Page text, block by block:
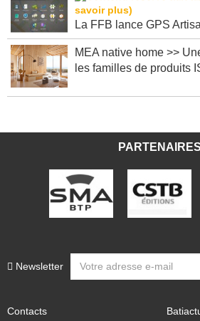
MEA native home >>